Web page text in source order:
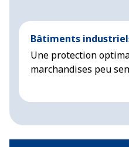
Bâtiments
Une protection
marchandises peu